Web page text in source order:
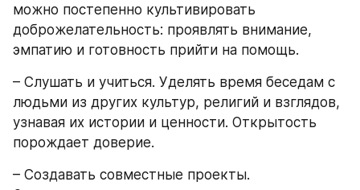
можно постепенно культивировать
доброжелательность: проявлять внимание,
эмпатию и готовность прийти на помощь.
– Слушать и учиться. Уделять время беседам с
людьми из других культур, религий и взглядов,
узнавая их истории и ценности. Открытость
порождает доверие.
– Создавать совместные проекты.